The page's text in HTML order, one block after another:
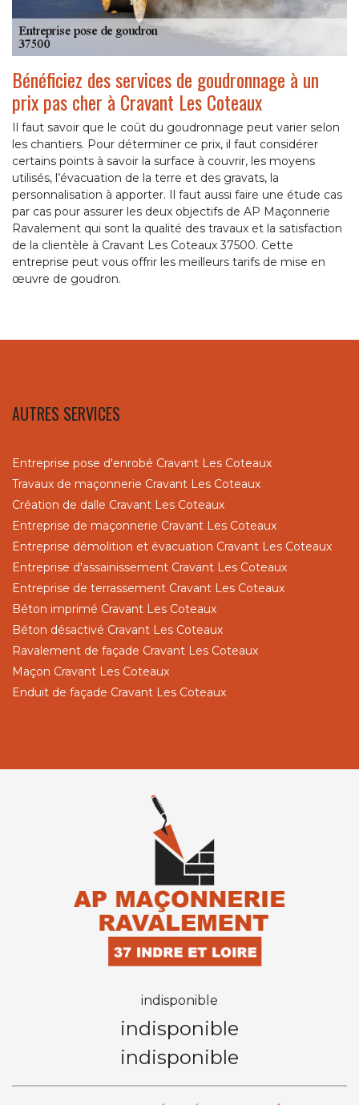
Bénéficiez des services de goudronnage à un
prix pas cher à Cravant Les Coteaux
Il faut savoir que le coût du goudronnage peut varier selon
les chantiers. Pour déterminer ce prix, il faut considérer
certains points à savoir la surface à couvrir, les moyens
utilisés, l’évacuation de la terre et des gravats, la
personnalisation à apporter. Il faut aussi faire une étude cas
par cas pour assurer les deux objectifs de AP Maçonnerie
Ravalement qui sont la qualité des travaux et la satisfaction
de la clientèle à Cravant Les Coteaux 37500. Cette
entreprise peut vous offrir les meilleurs tarifs de mise en
œuvre de goudron.
AUTRES SERVICES
Entreprise pose d'enrobé Cravant Les Coteaux
Travaux de maçonnerie Cravant Les Coteaux
Création de dalle Cravant Les Coteaux
Entreprise de maçonnerie Cravant Les Coteaux
Entreprise démolition et évacuation Cravant Les Coteaux
Entreprise d'assainissement Cravant Les Coteaux
Entreprise de terrassement Cravant Les Coteaux
Béton imprimé Cravant Les Coteaux
Béton désactivé Cravant Les Coteaux
Ravalement de façade Cravant Les Coteaux
Maçon Cravant Les Coteaux
Enduit de façade Cravant Les Coteaux
indisponible
indisponible
indisponible